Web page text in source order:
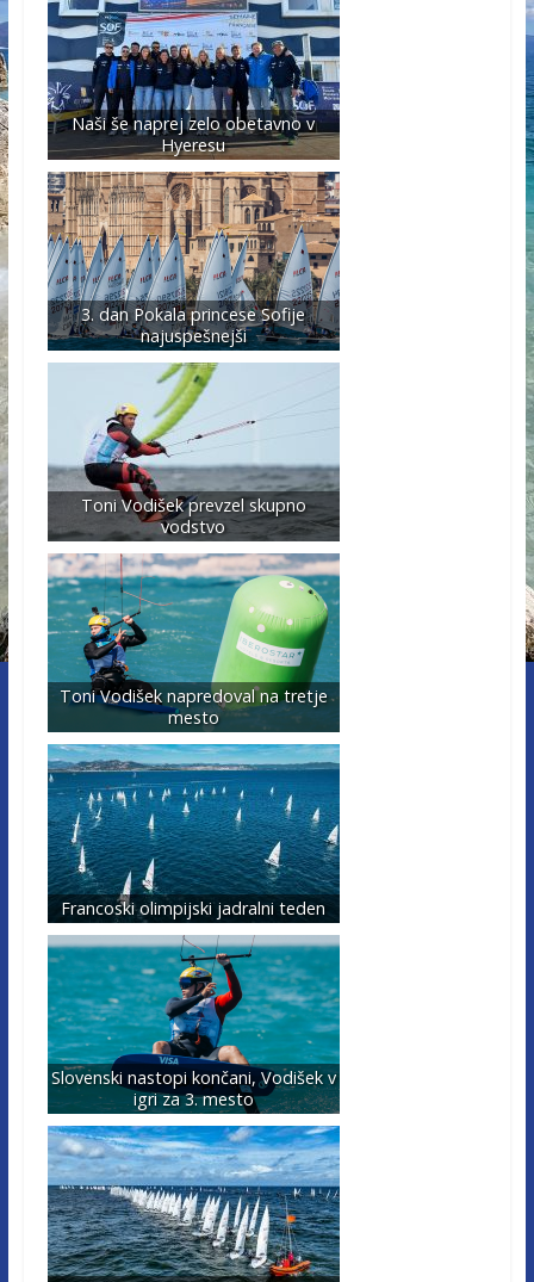
Naši še naprej zelo obetavno v
Hyeresu
3. dan Pokala princese Sofije
najuspešnejši
Toni Vodišek prevzel skupno
vodstvo
Toni Vodišek napredoval na tretje
mesto
Francoski olimpijski jadralni teden
Slovenski nastopi končani, Vodišek v
igri za 3. mesto